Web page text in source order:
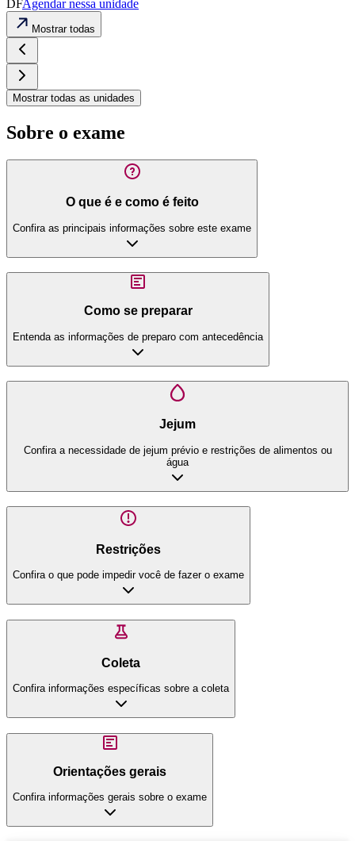
DFAgendar nessa unidade
Mostrar todas
Mostrar todas as unidades
Sobre o exame
O que é e como é feito
Confira as principais informações sobre este exame
Como se preparar
Entenda as informações de preparo com antecedência
Jejum
Confira a necessidade de jejum prévio e restrições de alimentos ou
água
Restrições
Confira o que pode impedir você de fazer o exame
Coleta
Confira informações específicas sobre a coleta
Orientações gerais
Confira informações gerais sobre o exame